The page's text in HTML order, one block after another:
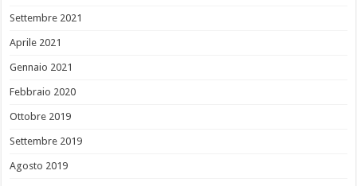
Settembre 2021
Aprile 2021
Gennaio 2021
Febbraio 2020
Ottobre 2019
Settembre 2019
Agosto 2019